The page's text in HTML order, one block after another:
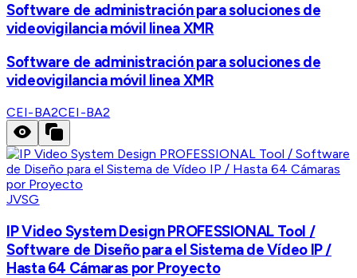
Software de administración para soluciones de
videovigilancia móvil linea XMR
Software de administración para soluciones de
videovigilancia móvil linea XMR
CEI-BA2CEI-BA2
JVSG
IP Video System Design PROFESSIONAL Tool /
Software de Diseño para el Sistema de Vídeo IP /
Hasta 64 Cámaras por Proyecto